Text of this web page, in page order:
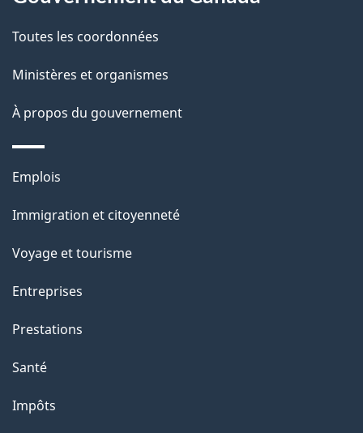
l
s
d
e
l
a
p
a
g
e
de
ce
site
Toutes les coordonnées
Ministères et organismes
À propos du gouvernement
Thèmes
sujets
Emplois
Immigration et citoyenneté
Voyage et tourisme
Entreprises
Prestations
Santé
Impôts